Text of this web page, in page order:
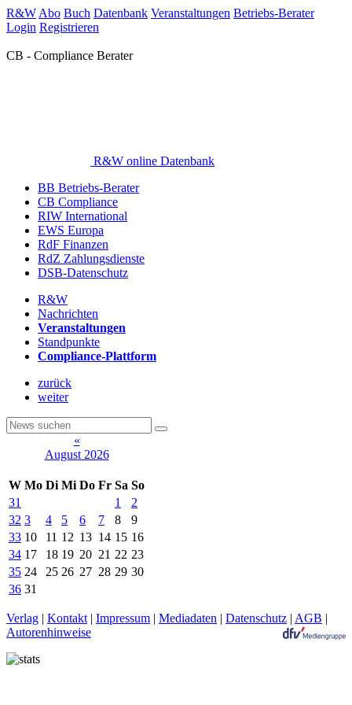
R&W Abo Buch Datenbank Veranstaltungen Betriebs-Berater
Login Registrieren
CB - Compliance Berater
R&W online Datenbank
BB Betriebs-Berater
CB Compliance
RIW International
EWS Europa
RdF Finanzen
RdZ Zahlungsdienste
DSB-Datenschutz
R&W
Nachrichten
Veranstaltungen
Standpunkte
Compliance-Plattform
zurück
weiter
«
August 2026
W Mo Di Mi Do Fr Sa So
31
1
2
32 3 4 5 6 7 8
9
33 10 11 12 13 14 15 16
34 17 18 19 20 21 22 23
35 24 25 26 27 28 29 30
36 31
Verlag | Kontakt | Impressum | Mediadaten | Datenschutz | AGB |
Autorenhinweise